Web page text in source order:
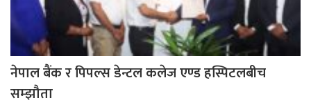
नेपाल बैंक र पिपल्स डेन्टल कलेज एण्ड हस्पिटलबीच
सम्झौता